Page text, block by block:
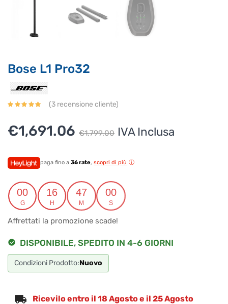
Bose L1 Pro32
(3 recensione cliente)
€1,799.00 Il
originale
era:
€1,799.00.
€1,691.06
Il
attuale
è:
€1,691.06.
IVA Inclusa
paga fino a 36 rate, scopri di più
00
G
16
H
47
M
00
S
Affrettati la promozione scade!
DISPONIBILE, SPEDITO IN 4-6 GIORNI
Condizioni Prodotto:Nuovo
Ricevilo entro il 18 Agosto e il 25 Agosto
Supporto clienti RF Assist
Ciao, Come posso aiutarti?
prodotti.
Per ottenere dettagli su un determinato prodotto
assicurati di indicarne il nome completo